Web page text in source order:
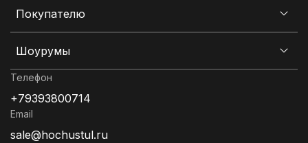
Покупателю
Шоурумы
Телефон
+79393800714
Email
sale@hochustul.ru